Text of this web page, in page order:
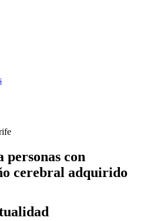
con
cerebral adquirido